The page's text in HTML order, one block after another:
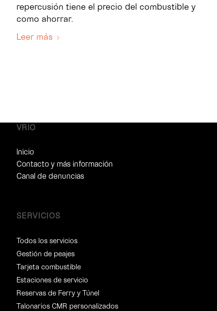
repercusión tiene el precio del combustible y
como ahorrar.
Leer más
VRIO
Inicio
Contacto y más información
Canal de denuncias
SERVICIOS
Todos los servicios
Gestión de peajes
Tarjeta combustible
Estaciones de servicio
Reservas de Ferry y Túnel
Talonarios CMR personalizados